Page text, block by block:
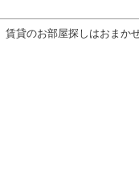
賃貸のお部屋探しはおまか